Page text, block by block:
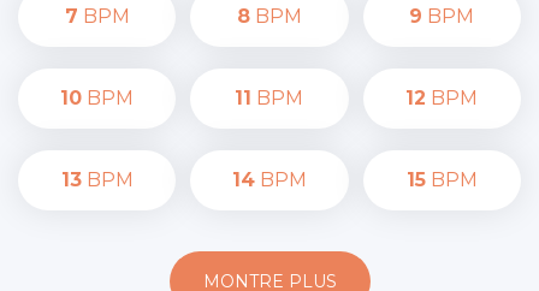
7 BPM 8BPM 9 BPM
10 BPM 11 BPM 12 BPM
13BPM 14BPM 15BPM
MONTRE PLUS